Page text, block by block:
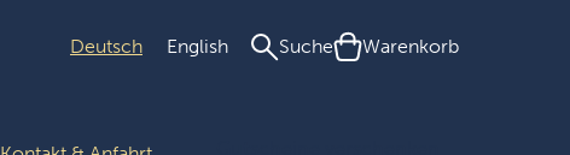
Deutsch
English Suche Warenkorb